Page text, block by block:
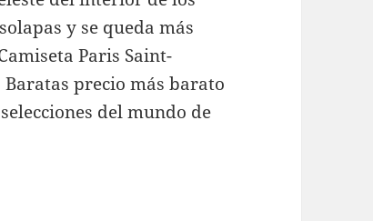
y se queda más
Paris Saint-
precio más barato
del mundo de